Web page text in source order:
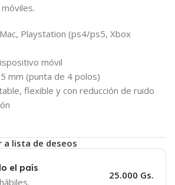
Playstation (ps4/ps5, Xbox
móvil
mm (punta de 4 polos)
flexible y con reducción de ruido
a lista de deseos
el país
hábiles.
25.000 Gs.